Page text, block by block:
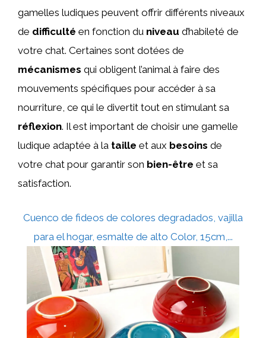
gamelles ludiques peuvent offrir différents niveaux
de difficulté en fonction du niveau d’habileté de
votre chat. Certaines sont dotées de
mécanismes qui obligent l’animal à faire des
mouvements spécifiques pour accéder à sa
nourriture, ce qui le divertit tout en stimulant sa
réflexion. Il est important de choisir une gamelle
ludique adaptée à la taille et aux besoins de
votre chat pour garantir son bien-être et sa
satisfaction.
Cuenco de fideos de colores degradados, vajilla
para el hogar, esmalte de alto Color, 15cm,...